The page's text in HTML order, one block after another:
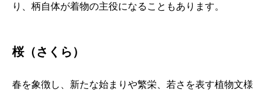
り、柄自体が着物の主役になることもあります。
桜（さくら）
春を象徴し、新たな始まりや繁栄、若さを表す植物文様